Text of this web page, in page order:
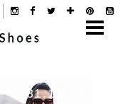
31.12.13